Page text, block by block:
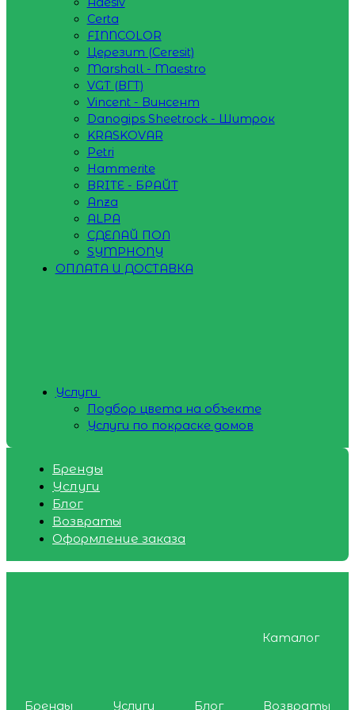
Certa
FINNCOLOR
Церезит (Ceresit)
Marshall - Maestro
VGT (ВГТ)
Vincent - Винсент
Danogips Sheetrock - Шитрок
KRASKOVAR
Petri
Hammerite
BRITE - БРАЙТ
Anza
ALPA
СДЕЛАЙ ПОЛ
SYMPHONY
ОПЛАТА И ДОСТАВКА
Услуги
Подбор цвета на объекте
Услуги по покраске домов
Бренды
Услуги
Блог
Возвраты
Оформление заказа
Каталог
Бренды Услуги Блог
Возвраты